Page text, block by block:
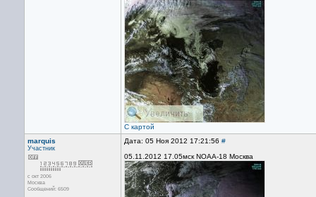
С картой
marquis
Участник
с окт 2006
Москва
Сообщений: 6509
Дата: 05 Ноя 2012 17:21:56 #
05.11.2012 17.05мск NOAA-18 Москва